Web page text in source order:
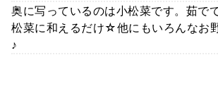
奥に写っているのは小松菜です。茹で
松菜に和えるだけ☆他にもいろんなお
♪